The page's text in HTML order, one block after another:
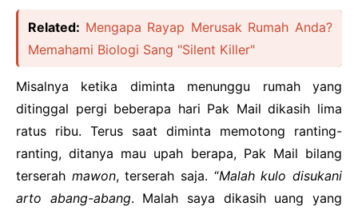
Related: Mengapa Rayap Merusak Rumah Anda?
Memahami Biologi Sang "Silent Killer"
Misalnya ketika diminta menunggu rumah yang
ditinggal pergi beberapa hari Pak Mail dikasih lima
ratus ribu. Terus saat diminta memotong ranting-
ranting, ditanya mau upah berapa, Pak Mail bilang
terserah mawon, terserah saja. “Malah kulo disukani
arto abang-abang. Malah saya dikasih uang yang